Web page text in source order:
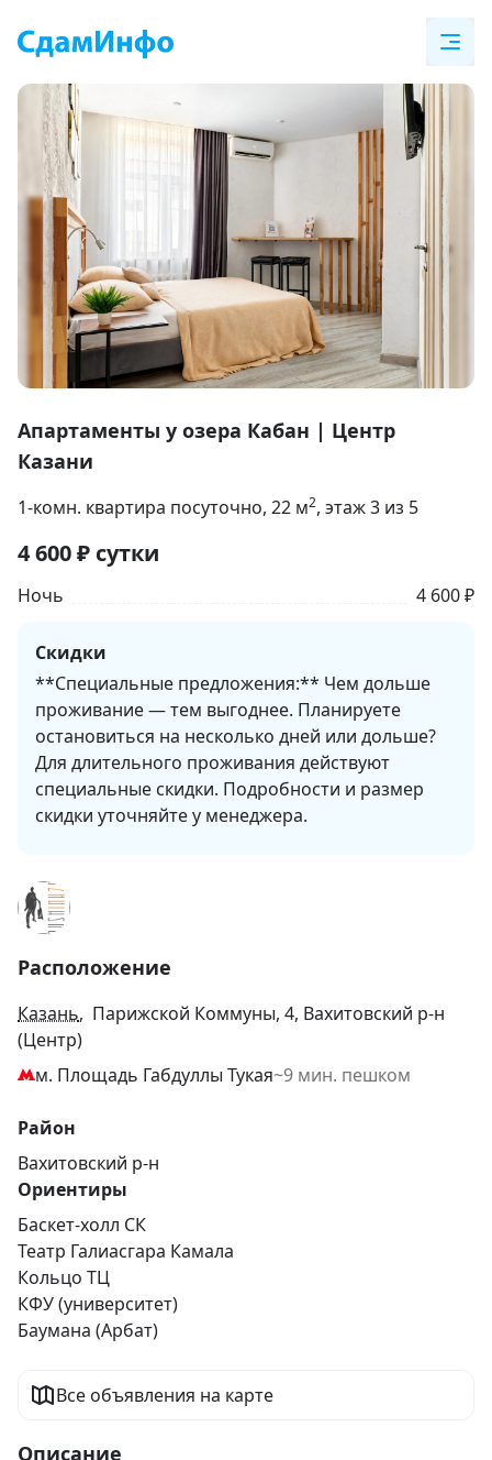
1
of
Апартаменты у озера Кабан | Центр
Казани
1-комн. квартира посуточно, 22 м2, этаж 3 из 5
4 600₽ сутки
Ночь 4 600 ₽
Скидки
**Специальные предложения:** Чем дольше
проживание — тем выгоднее. Планируете
остановиться на несколько дней или дольше?
Для длительного проживания действуют
специальные скидки. Подробности и размер
скидки уточняйте у менеджера.
Расположение
Казань, Парижской Коммуны, 4, Вахитовский р-н
(Центр)
м. Площадь Габдуллы Тукая~9 мин. пешком
Район
Вахитовский р-н
Ориентиры
Баскет-холл СК
Театр Галиасгара Камала
Кольцо ТЦ
КФУ (университет)
Баумана (Арбат)
Все объявления на карте
Описание